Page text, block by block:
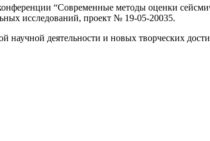
“Современные методы оценки
исследований, проект № 19-05-20035.
деятельности и новых творческих